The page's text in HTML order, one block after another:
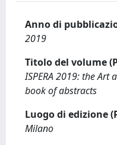
Anno di
2019
Titolo del volume
ISPERA 2019: the Art
book of abstracts
Luogo di edizione
Milano